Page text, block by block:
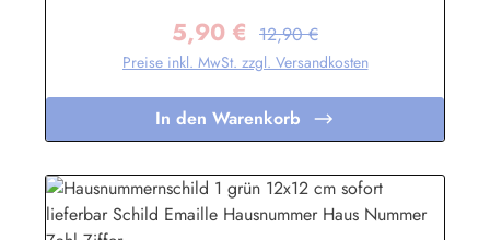
stand! Wetterfest und UV-beständigNicht das Passende
gefunden? Hier geht's zu den Hausnummern nach Wunsch
Herstellerinformationen:Buddel-Bini Inh. Eda Binikowski
Verkaufspreis:
5,90 € Regulärer Preis:
12,90 €
Preise inkl. MwSt. zzgl. Versandkosten
In den Warenkorb